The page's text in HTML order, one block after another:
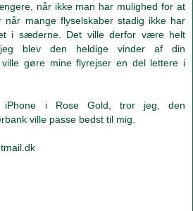
når ikke man har mulighed for at
mange flyselskaber stadig ikke har
i sæderne. Det ville derfor være helt
blev den heldige vinder af din
ville gøre mine flyrejser en del lettere i
i Rose Gold, tror jeg, den
ville passe bedst til mig.